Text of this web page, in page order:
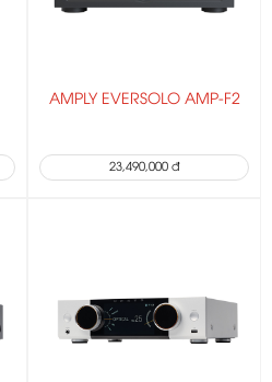
AMPLY EVERSOLO AMP-F2
23,490,000 đ